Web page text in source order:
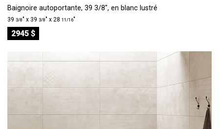
Baignoire autoportante, 39 3/8", en blanc lustré
39 3/8″ x 39 3/8″ x 28 11/16″
2945 $